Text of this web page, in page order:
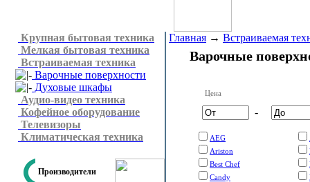
Крупная бытовая техника
Мелкая бытовая техника
Встраиваемая техника
Варочные поверхности
Духовые шкафы
Аудио-видео техника
Кофейное оборудование
Телевизоры
Климатическая техника
Производители
Главная → Встраиваемая
Варочные
Цена
-
AEG
Ariston
Best Chef
Candy